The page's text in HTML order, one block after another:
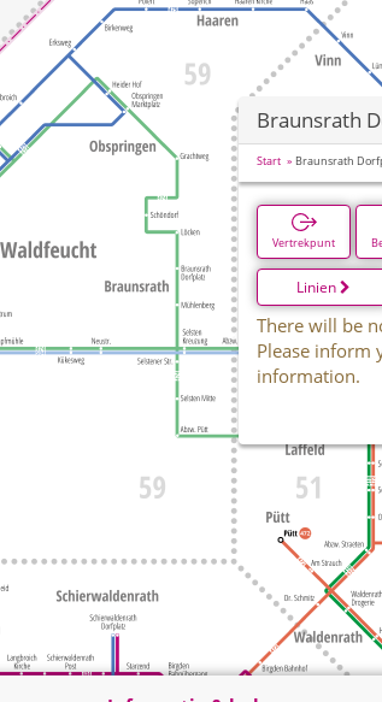
Braunsrath
Start Braunsrath
Vertrekpunt
Linien
There will be
Please inform
information.